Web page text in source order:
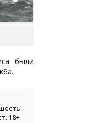
были
18+